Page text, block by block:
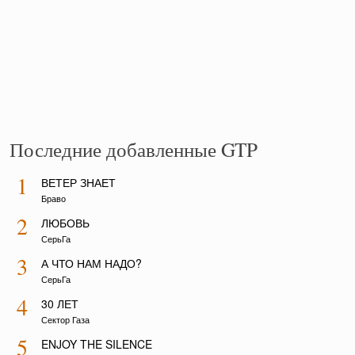
Последние добавленные GTP
1 ВЕТЕР ЗНАЕТ
Браво
2 ЛЮБОВЬ
СерьГа
3 А ЧТО НАМ НАДО?
СерьГа
4 30 ЛЕТ
Сектор Газа
5 ENJOY THE SILENCE